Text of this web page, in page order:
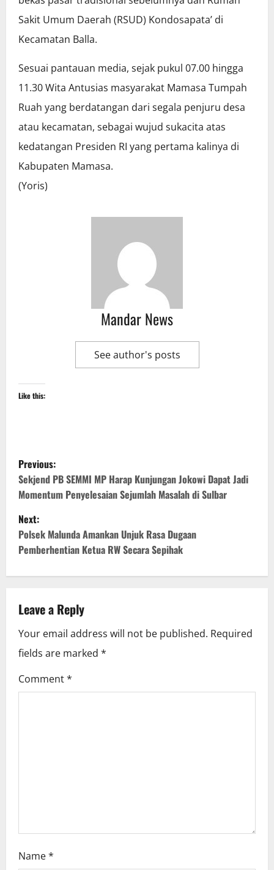
Sakit Umum Daerah (RSUD) Kondosapata’ di
Kecamatan Balla.
Sesuai pantauan media, sejak pukul 07.00 hingga
11.30 Wita Antusias masyarakat Mamasa Tumpah
Ruah yang berdatangan dari segala penjuru desa
atau kecamatan, sebagai wujud sukacita atas
kedatangan Presiden RI yang pertama kalinya di
Kabupaten Mamasa.
(Yoris)
Mandar News
See author's posts
Like this:
P
o
s
t
n
v
i
g
a
Previous:
Sekjend PB SEMMI MP Harap Kunjungan Jokowi Dapat Jadi
Momentum Penyelesaian Sejumlah Masalah di Sulbar
Next:
Polsek Malunda Amankan Unjuk Rasa Dugaan
Pemberhentian Ketua RW Secara Sepihak
Leave a Reply
Your email address will not be published. Required
fields are marked *
Comment*
Name*